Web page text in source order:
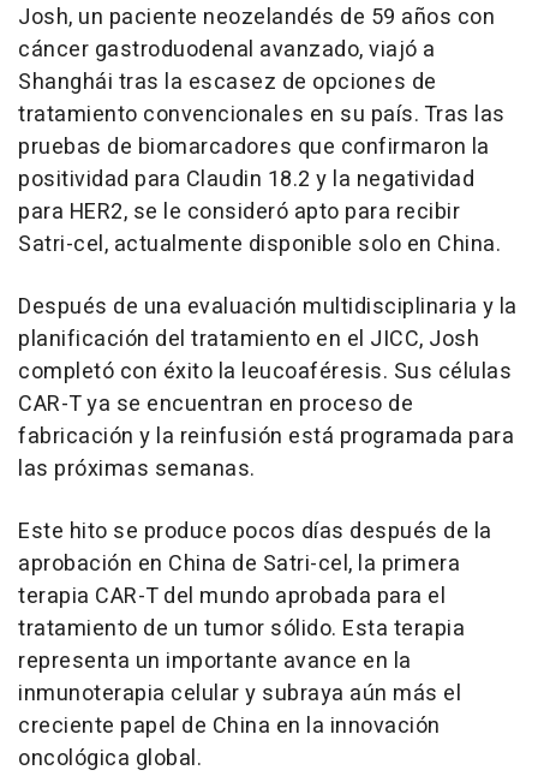
Josh, un paciente neozelandés de 59 años con
cáncer gastroduodenal avanzado, viajó a
Shanghái tras la escasez de opciones de
tratamiento convencionales en su país. Tras las
pruebas de biomarcadores que confirmaron la
positividad para Claudin 18.2 y la negatividad
para HER2, se le consideró apto para recibir
Satri-cel, actualmente disponible solo en China.
Después de una evaluación multidisciplinaria y la
planificación del tratamiento en el JICC, Josh
completó con éxito la leucoaféresis. Sus células
CAR-T ya se encuentran en proceso de
fabricación y la reinfusión está programada para
las próximas semanas.
Este hito se produce pocos días después de la
aprobación en China de Satri-cel, la primera
terapia CAR-T del mundo aprobada para el
tratamiento de un tumor sólido. Esta terapia
representa un importante avance en la
inmunoterapia celular y subraya aún más el
creciente papel de China en la innovación
oncológica global.